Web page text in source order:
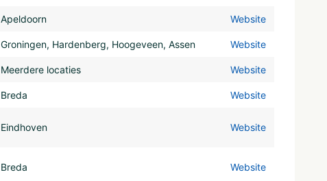
Apeldoorn Website
Groningen, Hardenberg, Hoogeveen, Assen Website
Meerdere locaties Website
Breda Website
Eindhoven Website
Breda Website